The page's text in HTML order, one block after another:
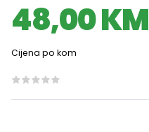
48,00 KM
Cijena po kom